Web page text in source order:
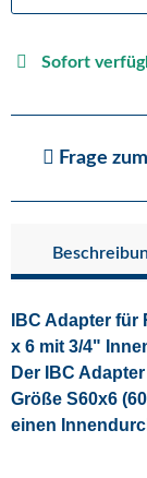
Sofort
Frage
IBC Adapter
x 6 mit 3/4"
Der IBC
Größe S60x6
einen